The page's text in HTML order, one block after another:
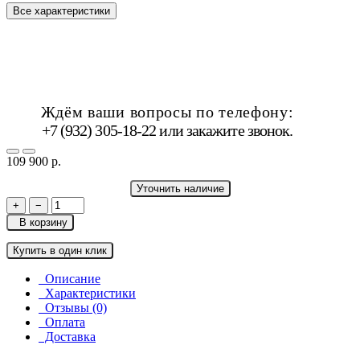
Все характеристики
Ждём ваши вопросы по телефону:
+7 (932) 305-18-22 илизакажите звонок.
109 900 р.
Уточнить наличие
+
−
В корзину
Купить в один клик
Описание
Характеристики
Отзывы (0)
Оплата
Доставка